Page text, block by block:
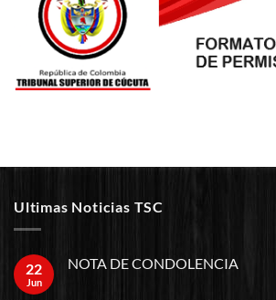
Ultimas Noticias TSC
22
Jun
NOTA DE CONDOLENCIA